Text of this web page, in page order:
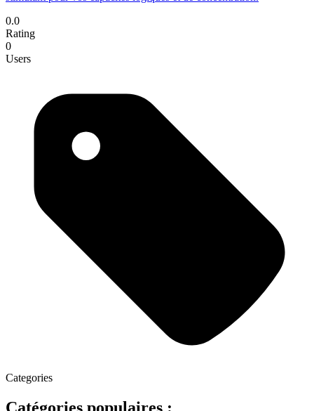
0.0
Rating
0
Users
Categories